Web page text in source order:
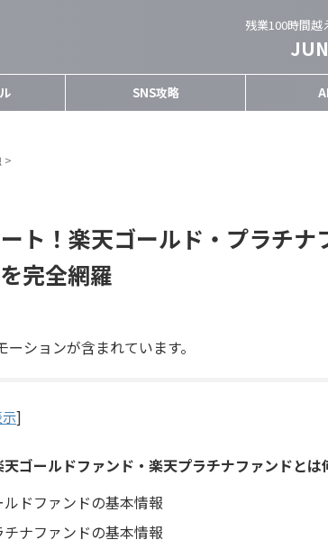
残業100時間越
SNS攻略
>
ト！楽天ゴールド・プラチナ
完全網羅
ションが含まれています。
]
ゴールドファンド・楽天プラチナファンドとは
ドファンドの基本情報
ナファンドの基本情報